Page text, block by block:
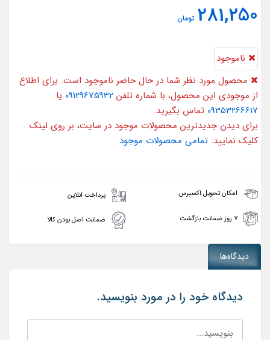
281,250 تومان
ناموجود
محصول مورد نظر شما در حال حاضر ناموجود است. برای اطلاع
از موجودی این محصول، با شماره تلفن 09129675932 یا
09353266617 تماس بگیرید.
برای دیدن جدیدترین محصولات موجود در سایت، بر روی لینک
کلیک نمایید: تمامی محصولات موجود
امکان تحویل اکسپرس پرداخت انلاین
۷ روز ضمانت بازگشت ضمانت اصل بودن کالا
دیدگاه‌ها
دیدگاه خود را در مورد بنویسید.